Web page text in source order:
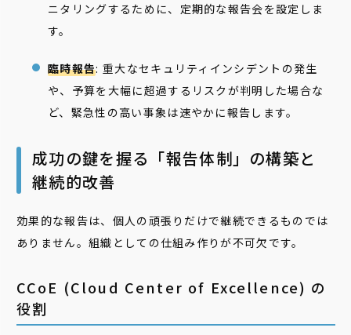
ニタリングするために、定期的な報告会を設定しま
す。
臨時報告: 重大なセキュリティインシデントの発生
や、予算を大幅に超過するリスクが判明した場合な
ど、緊急性の高い事象は速やかに報告します。
成功の鍵を握る「報告体制」の構築と
継続的改善
効果的な報告は、個人の頑張りだけで継続できるものでは
ありません。組織としての仕組み作りが不可欠です。
CCoE (Cloud Center of Excellence) の
役割